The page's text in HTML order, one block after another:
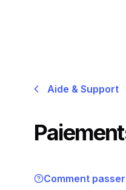
Aide & Support
Comment